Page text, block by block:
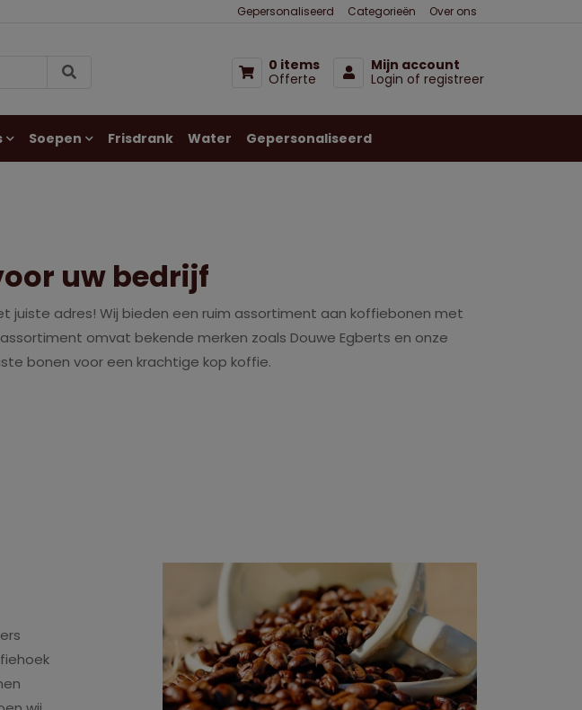
Gepersonaliseerd Categorieën Over ons
0 items
Offerte
Mijn account
Login of registreer
Soepen Frisdrank Water Gepersonaliseerd
uw bedrijf
juiste adres! Wij bieden een ruim assortiment aan koffiebonen met
omvat bekende merken zoals Douwe Egberts en onze
bonen voor een krachtige kop koffie.